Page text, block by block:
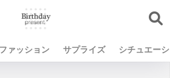
ファッション サプライズ シチュエー